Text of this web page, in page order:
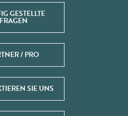
GESTELLTE
FRAGEN
/ PRO
SIE UNS